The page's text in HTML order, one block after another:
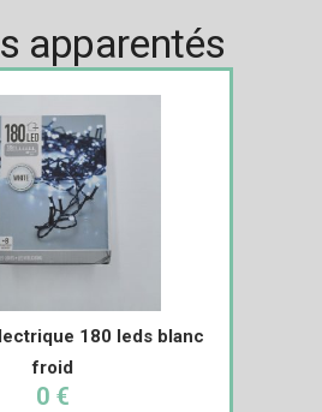
apparentés
180 leds blanc
froid
0 €